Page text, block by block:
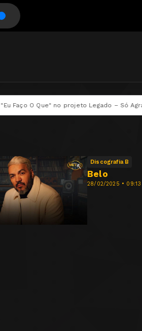
O Que" no projeto Legado – Só Agradecer
Discografia B
28/02/2025 • 09:13
Belo